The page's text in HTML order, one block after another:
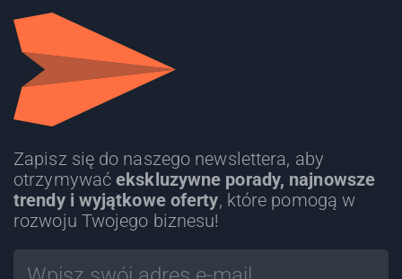
Zapisz się do naszego newslettera, aby
otrzymywaćekskluzywne porady, najnowsze
trendy i wyjątkowe oferty, które pomogą w
rozwoju Twojego biznesu!